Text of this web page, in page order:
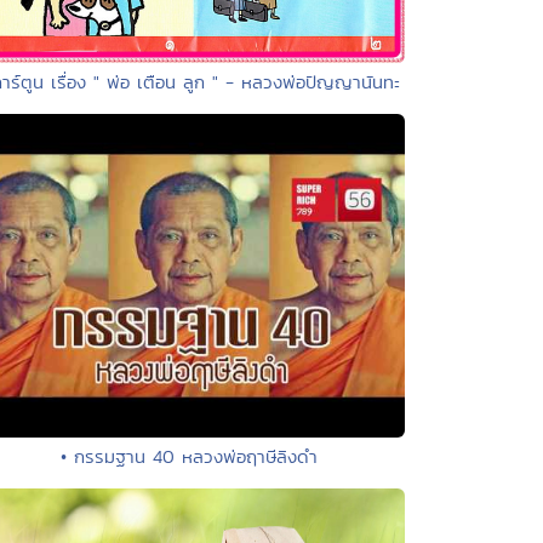
าร์ตูน เรื่อง " พ่อ เตือน ลูก " - หลวงพ่อปัญญานันทะ
• กรรมฐาน 40 หลวงพ่อฤาษีลิงดำ